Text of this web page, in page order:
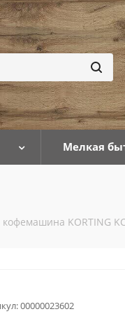
Мелкая
KORTING
00000023602